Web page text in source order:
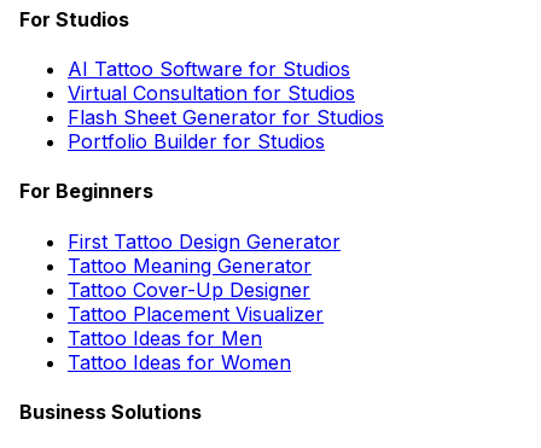
For Studios
AI Tattoo Software for Studios
Virtual Consultation for Studios
Flash Sheet Generator for Studios
Portfolio Builder for Studios
For Beginners
First Tattoo Design Generator
Tattoo Meaning Generator
Tattoo Cover-Up Designer
Tattoo Placement Visualizer
Tattoo Ideas for Men
Tattoo Ideas for Women
Business Solutions